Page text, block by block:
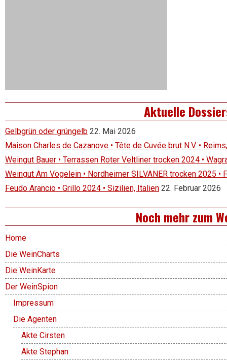
Aktuelle
Gelbgrün oder grüngelb 22. Mai 2026
Maison Charles de Cazanove • Tête de Cuvée brut N.V. •
Weingut Bauer • Terrassen Roter Veltliner trocken 2024 •
Weingut Am Vögelein • Nordheimer SILVANER trocken 2025 •
Feudo Arancio • Grillo 2024 • Sizilien, Italien 22. Februar 2026
Noch mehr zum
Home
Die WeinCharts
Die WeinKarte
Der WeinSpion
Impressum
Die Agenten
Akte Cirsten
Akte Stephan